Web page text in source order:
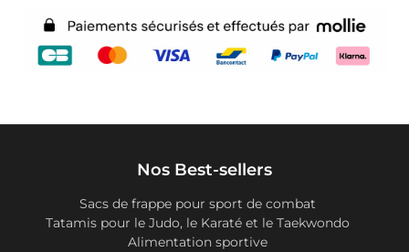
Nos Best-sellers
Sacs de frappe pour sport de combat
Tatamis pour le Judo, le Karaté et le Taekwondo
Alimentation sportive